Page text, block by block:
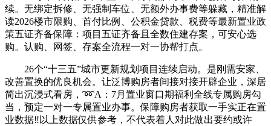
续。无绑定拆修、无强制车位、无额外办事费等躲藏，精准解
读2026楼市限购、首付比例、公积金贷款、税费等最新置业政
策五证齐备保障：项目五证齐备且全数住建存案，可安心选
购。认购、网签、存案全流程一对一协帮打点。
26个“十三五”城市更新规划项目连续启动。是刚需安家、
改善置换的优良机会。让泛博购房者间接对接开辟企业，深居
简出沉浸式看房，➿A：7月置业窗口期福利全线专属购房勾
当，预定一对一专属置业办事。保障购房者获取一手实正在置
业数据‼以上数据仅供参考，不代表着人对此做出要约或许